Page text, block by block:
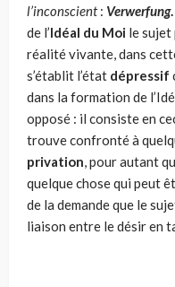
l’inconscient: Verwerfung.
de l’Idéal du Moi le sujet
réalité vivante, dans
s’établit l’état dépressif
dans la formation de
opposé : il consiste en
trouve confronté à
privation, pour autant
quelque chose qui peut
de la demande que le
liaison entre le désir en